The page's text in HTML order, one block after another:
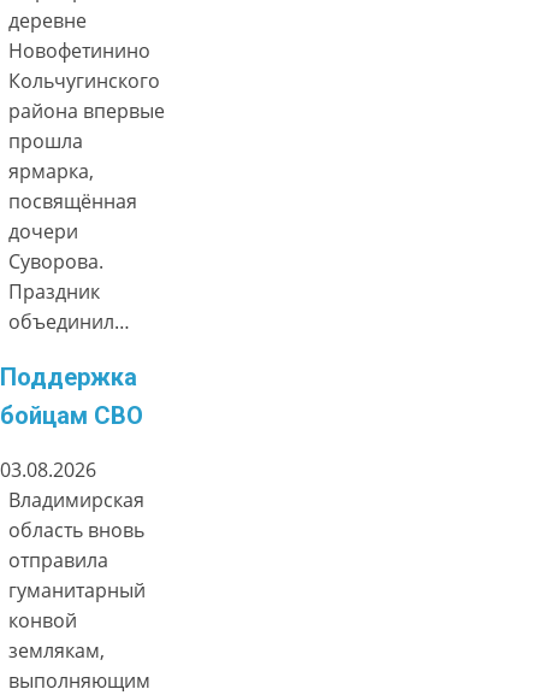
деревне
Новофетинино
Кольчугинского
района впервые
прошла
ярмарка,
посвящённая
дочери
Суворова.
Праздник
объединил…
Поддержка
бойцам СВО
03.08.2026
Владимирская
область вновь
отправила
гуманитарный
конвой
землякам,
выполняющим